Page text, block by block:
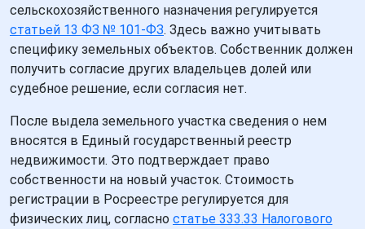
сельскохозяйственного назначения регулируется
статьей 13 ФЗ № 101-ФЗ. Здесь важно учитывать
специфику земельных объектов. Собственник должен
получить согласие других владельцев долей или
судебное решение, если согласия нет.
После выдела земельного участка сведения о нем
вносятся в Единый государственный реестр
недвижимости. Это подтверждает право
собственности на новый участок. Стоимость
регистрации в Росреестре регулируется для
физических лиц, согласно статье 333.33 Налогового